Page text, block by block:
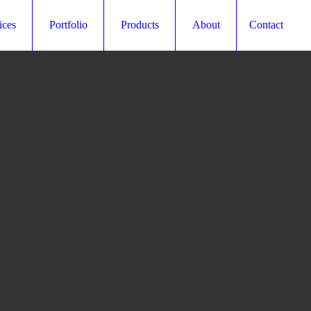
Portfolio Products About Contact